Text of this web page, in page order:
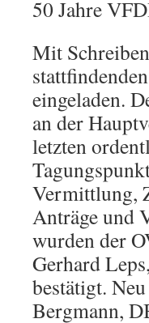
50 Jahre
Mit
eingeladen.
an der
letzten
Vermittlung,
Anträge und
wurden der
Gerhard
bestätigt.
Bergmann,